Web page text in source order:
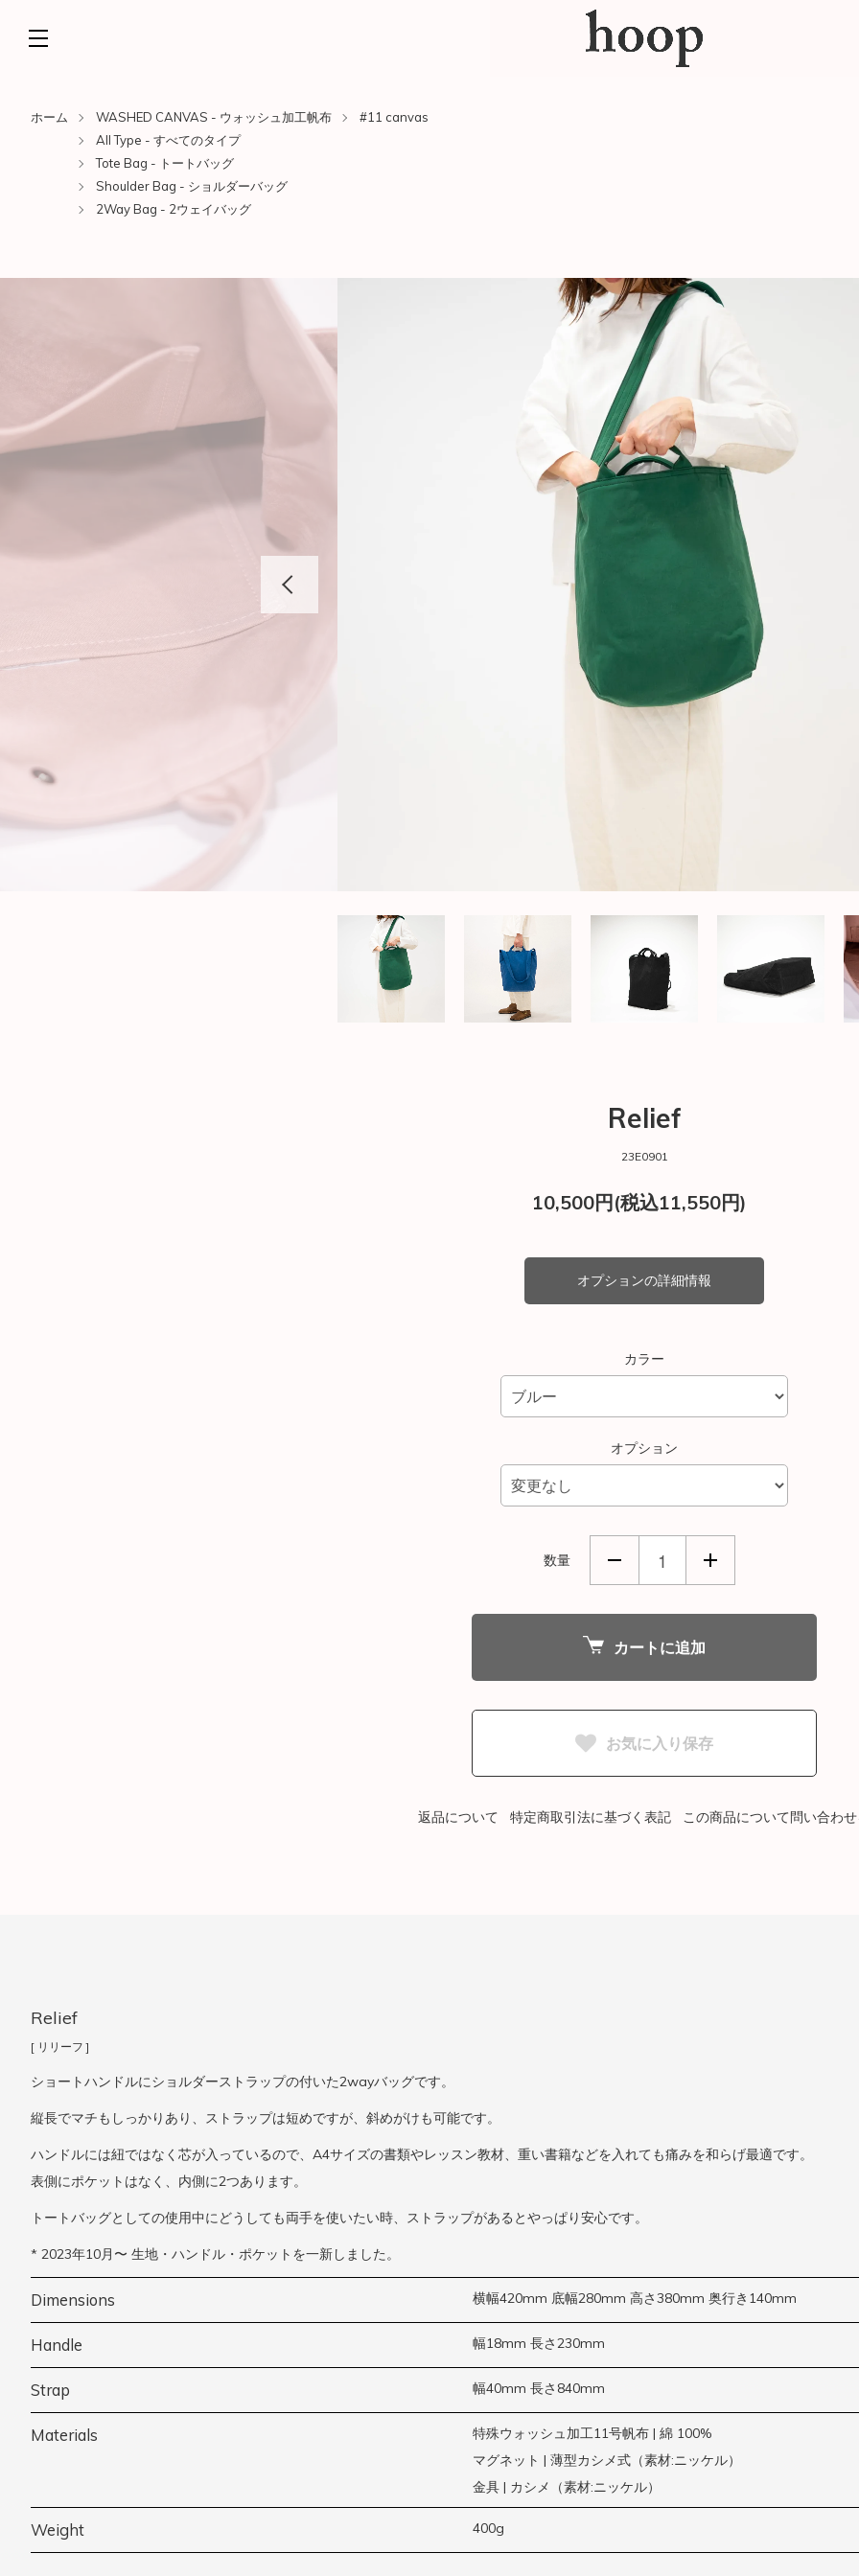
ホーム WASHED CANVAS - ウォッシュ加工帆布
#11 canvas
All Type - すべてのタイプ
Tote Bag - トートバッグ
Shoulder Bag - ショルダーバッグ
2Way Bag - 2ウェイバッグ
Relief
23E0901
10,500円(税込11,550円)
オプションの詳細情報
カラー
オプション
数量
カートに追加
お気に入り保存
返品について 特定商取引法に基づく表記 この商品について問い合わ
Relief
[ リリーフ ]
ショートハンドルにショルダーストラップの付いた2wayバッグです。
縦長でマチもしっかりあり、ストラップは短めですが、斜めがけも可能です。
ハンドルには紐ではなく芯が入っているので、A4サイズの書類やレッスン教材、重い書籍などを入れても痛みを和らげ最適です。
表側にポケットはなく、内側に2つあります。
トートバッグとしての使用中にどうしても両手を使いたい時、ストラップがあるとやっぱり安心です。
* 2023年10月〜 生地・ハンドル・ポケットを一新しました。
Dimensions 横幅420mm 底幅280mm 高さ380mm 奥行き140mm
Handle 幅18mm 長さ230mm
Strap 幅40mm 長さ840mm
Materials
特殊ウォッシュ加工11号帆布 | 綿 100%
マグネット | 薄型カシメ式（素材:ニッケル）
金具 | カシメ（素材:ニッケル）
Weight 400g